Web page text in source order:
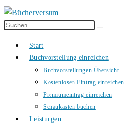
Diese
durchsuchen
Start
Buchvorstellung einreichen
Buchvorstellungen Übersicht
Kostenlosen Eintrag einreichen
Premiumeintrag einreichen
Schaukasten buchen
Leistungen